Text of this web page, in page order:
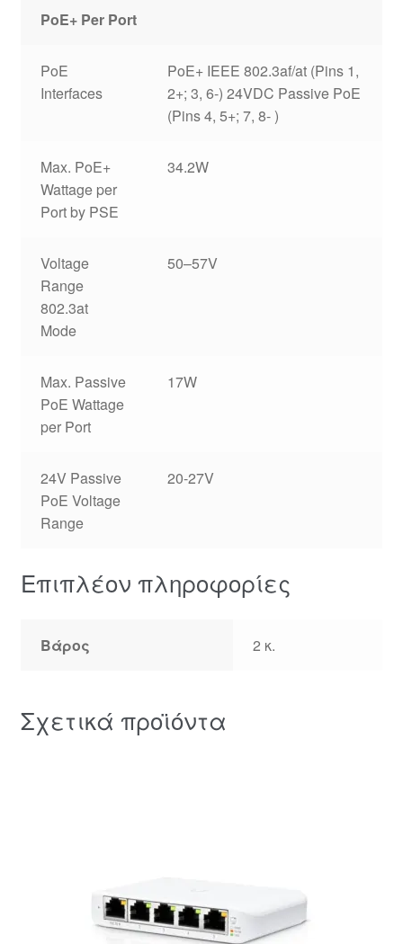
PoE+ Per Port
PoE
Interfaces
PoE+ IEEE 802.3af/at (Pins 1,
2+; 3, 6-) 24VDC Passive PoE
(Pins 4, 5+; 7, 8- )
Max. PoE+
Wattage per
Port by PSE
34.2W
Voltage
Range
802.3at
Mode
50–57V
Max. Passive
PoE Wattage
per Port
17W
24V Passive
PoE Voltage
Range
20-27V
Επιπλέον πληροφορίες
Βάρος 2 κ.
Σχετικά προϊόντα